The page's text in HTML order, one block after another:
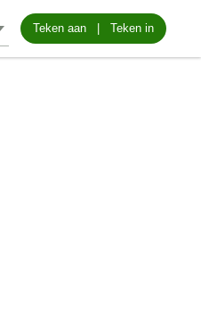
Teken aan Teken in